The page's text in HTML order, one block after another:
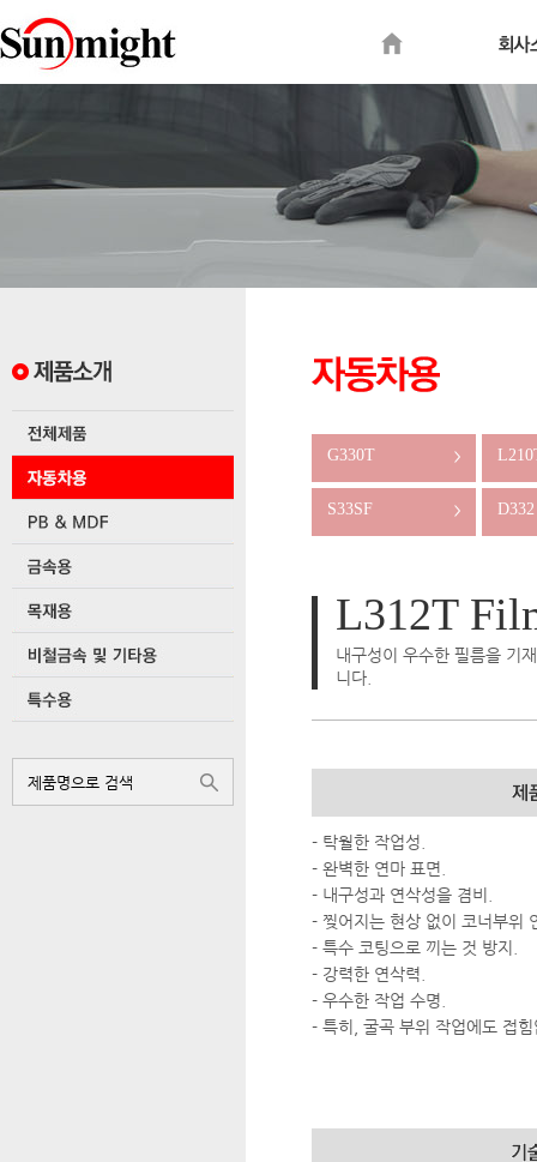
G330T >
S33SF > D332
L312T
내구성이 우수한 필름을 기
니다.
- 탁월한 작업성.
- 완벽한 연마 표면.
- 내구성과 연삭성을 겸비.
- 찢어지는 현상 없이 코너부위
- 특수 코팅으로 끼는 것 방지.
- 강력한 연삭력.
- 우수한 작업 수명.
- 특히, 굴곡 부위 작업에도 접